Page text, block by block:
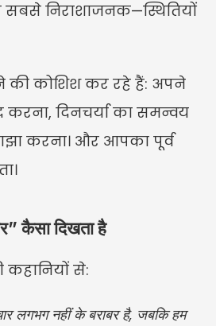
निराशाजनक—स्थितियों
कोशिश कर रहे हैं: अपने
दिनचर्या का समन्वय
करना। और आपका पूर्व
कैसा दिखता है
कहानियों से:
लगभग नहीं के बराबर है, जबकि हम